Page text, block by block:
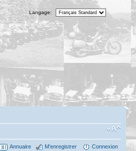
Langage:
Annuaire M’enregistrer Connexion